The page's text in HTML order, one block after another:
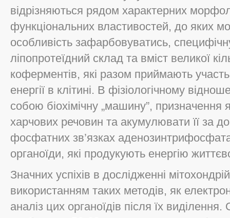
відрізняються рядом характерних
функціональних властивостей, до яких
особливість зафарбовуватись,
ліпопротеїдний склад та вміст великої
коферментів, які разом приймають
енергії в клітині. В фізіологічному
собою біохімічну „машину”, призначення
харчових речовин та акумулювати її за
фосфатних зв’язках
органоїди, які продукують енергію
Значних успіхів в дослідженні
використанням таких методів, як
аналіз цих органоїдів після їх